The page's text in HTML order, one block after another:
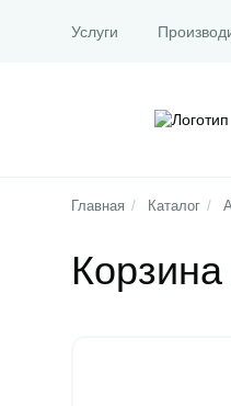
Услуги
Главная / Каталог /